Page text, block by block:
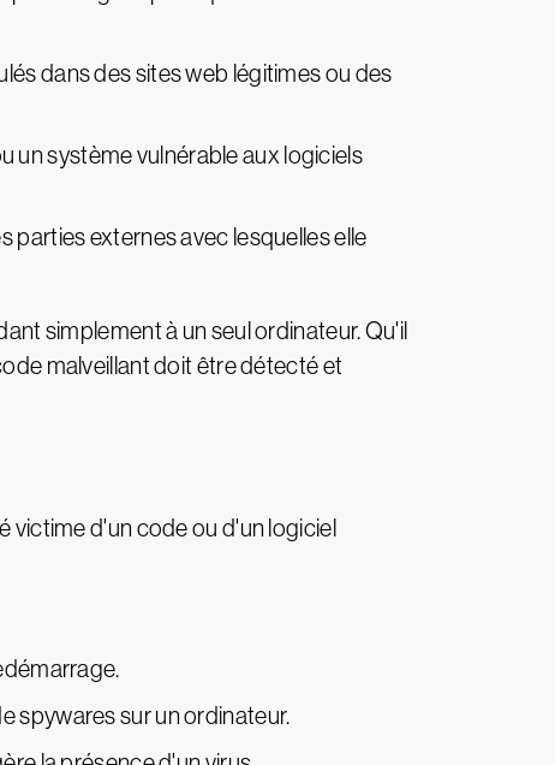
dans des sites web légitimes ou des
un système vulnérable aux logiciels
parties externes avec lesquelles elle
simplement à un seul ordinateur. Qu'il
malveillant doit être détecté et
victime d'un code ou d'un logiciel
spywares sur un ordinateur.